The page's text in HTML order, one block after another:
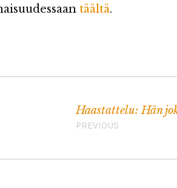
täältä.
Haastattelu: Hän
PREVIOUS